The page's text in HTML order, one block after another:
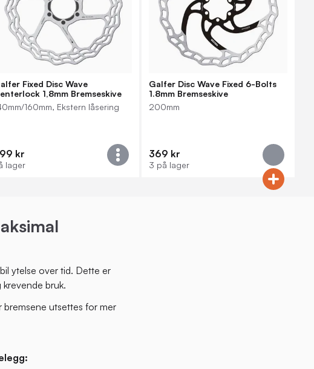
Fixed Disc Wave
1,8mm Bremseskive
160mm, Ekstern låsering
kr
lager
Galfer Disc Wave Fixed 6-Bolts
1.8mm Bremseskive
200mm
369 kr
3 på lager
ytelse over tid. Dette er
bruk.
bremsene utsettes for mer